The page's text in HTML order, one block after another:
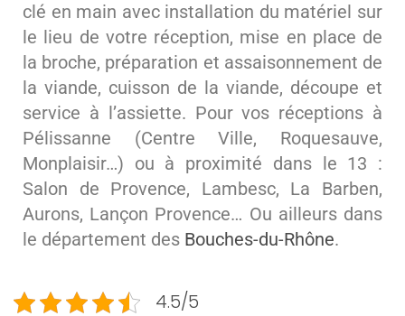
clé en main avec installation du matériel sur
le lieu de votre réception, mise en place de
la broche, préparation et assaisonnement de
la viande, cuisson de la viande, découpe et
service à l’assiette. Pour vos réceptions à
Pélissanne (Centre Ville, Roquesauve,
Monplaisir…) ou à proximité dans le 13 :
Salon de Provence, Lambesc, La Barben,
Aurons, Lançon Provence… Ou ailleurs dans
le département des Bouches-du-Rhône.
4.5/5